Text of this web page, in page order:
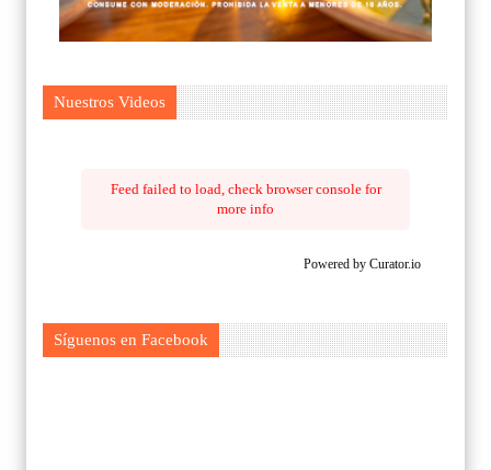
Nuestros Videos
Feed failed to load, check browser console for
more info
Powered by Curator.io
Síguenos en Facebook